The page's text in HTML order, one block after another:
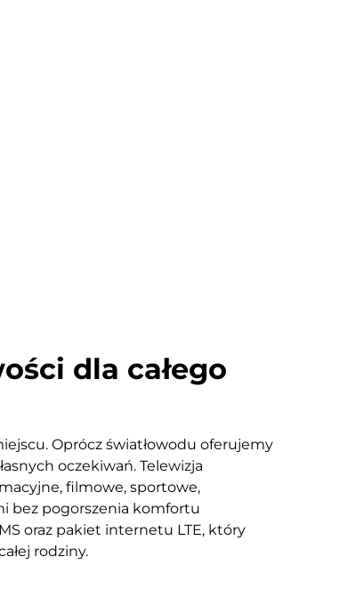
dla całego
Oprócz światłowodu oferujemy
oczekiwań. Telewizja
filmowe, sportowe,
bez pogorszenia komfortu
oraz pakiet internetu LTE, który
rodziny.